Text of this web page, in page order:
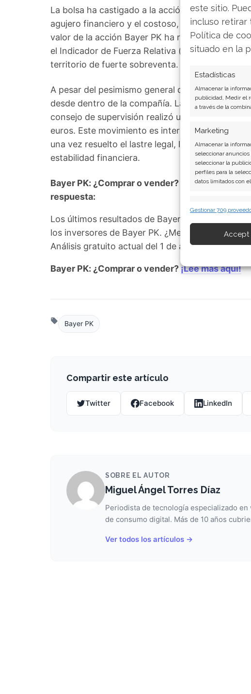
este sitio.
incluso retirar
Política de
situado en la
Estadísticas
Almacenar la
publicidad, Medir el
a través de la
Marketing
Almacenar la
seleccionar
seleccionar la
perfiles para la
datos limitados con
información
Garantizar la
fallos, Ofrecer
Gestionar 709
Accept
La bolsa ha castigado a la acción tras
agujero financiero y el costoso, pero
valor de la acción Bayer PK ha retrocedido más
el Indicador de Fuerza Relativa (RSI) a un nivel
territorio de fuerte sobreventa.
A pesar del pesimismo general del mercado, se
desde dentro de la compañía. La semana
consejo de supervisión realizó una compra de
euros. Este movimiento es interpretado por
una vez resuelto el lastre legal, la empresa
estabilidad financiera.
Bayer PK: ¿Comprar o vender? El nuevo
respuesta:
Los últimos resultados de Bayer PK son
los inversores de Bayer PK. ¿Merece la pena
Análisis gratuito actual del 1 de agosto
Bayer PK: ¿Comprar o vender?¡Lee más aquí!
Bayer PK
Compartir este artículo
Twitter Facebook LinkedIn
SOBRE EL AUTOR
Miguel Ángel Torres Díaz
Periodista de tecnología especializado
de consumo digital. Más de 10 años
Ver todos los artículos →